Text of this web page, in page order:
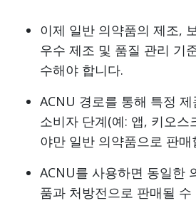
이제 일반 의약품의 제조,
우수 제조 및 품질 관리 기
수해야 합니다.
ACNU 경로를 통해 특정
소비자 단계(예: 앱, 키오스
야만 일반 의약품으로 판매
ACNU를 사용하면 동일한
품과 처방전으로 판매될